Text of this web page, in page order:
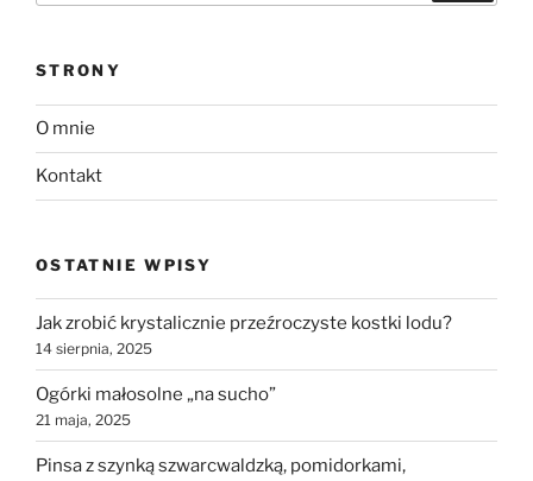
STRONY
O mnie
Kontakt
OSTATNIE WPISY
Jak zrobić krystalicznie przeźroczyste kostki lodu?
14 sierpnia, 2025
Ogórki małosolne „na sucho”
21 maja, 2025
Pinsa z szynką szwarcwaldzką, pomidorkami,